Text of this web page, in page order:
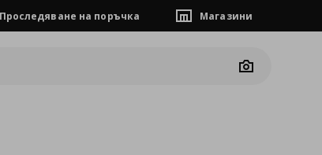
Проследяване на поръчка Магазини
Camera